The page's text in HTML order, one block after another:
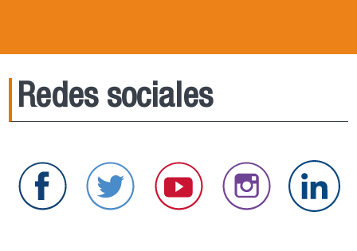
Redes sociales